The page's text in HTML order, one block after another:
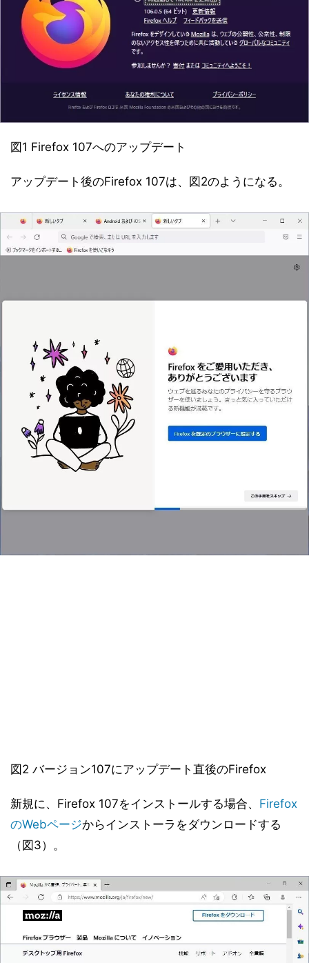
図1 Firefox 107へのアップデート
アップデート後のFirefox 107は、図2のようになる。
図2 バージョン107にアップデート直後のFirefox
新規に、Firefox 107をインストールする場合、 Firefox
のWebページからインストーラをダウンロードする
（図3）。